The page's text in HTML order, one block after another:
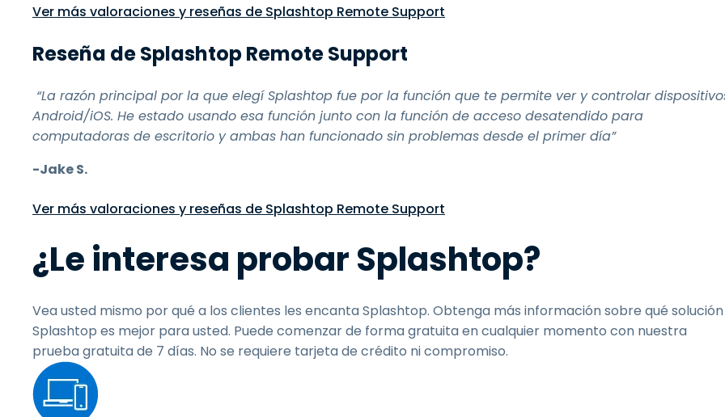
Ver más valoraciones y reseñas de Splashtop Remote Support
Reseña de Splashtop Remote Support
“La razón principal por la que elegí Splashtop fue por la función que te permite ver y controlar
Android/iOS. He estado usando esa función junto con la función de acceso desatendido para
computadoras de escritorio y ambas han funcionado sin problemas desde el primer día”
-Jake S.
Ver más valoraciones y reseñas de Splashtop Remote Support
¿Le interesa probar Splashtop?
Vea usted mismo por qué a los clientes les encanta Splashtop. Obtenga más información sobre qué solución
Splashtop es mejor para usted. Puede comenzar de forma gratuita en cualquier momento con nuestra
prueba gratuita de 7 días. No se requiere tarjeta de crédito ni compromiso.